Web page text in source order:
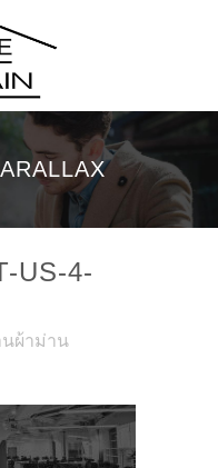
US-4-
นผ้าม่าน